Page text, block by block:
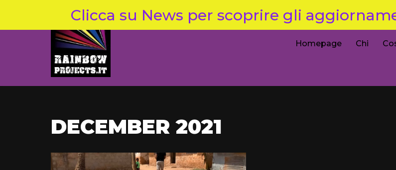
Clicca su News per scoprire gli
Skip
Homepage Chi
DECEMBER 2021